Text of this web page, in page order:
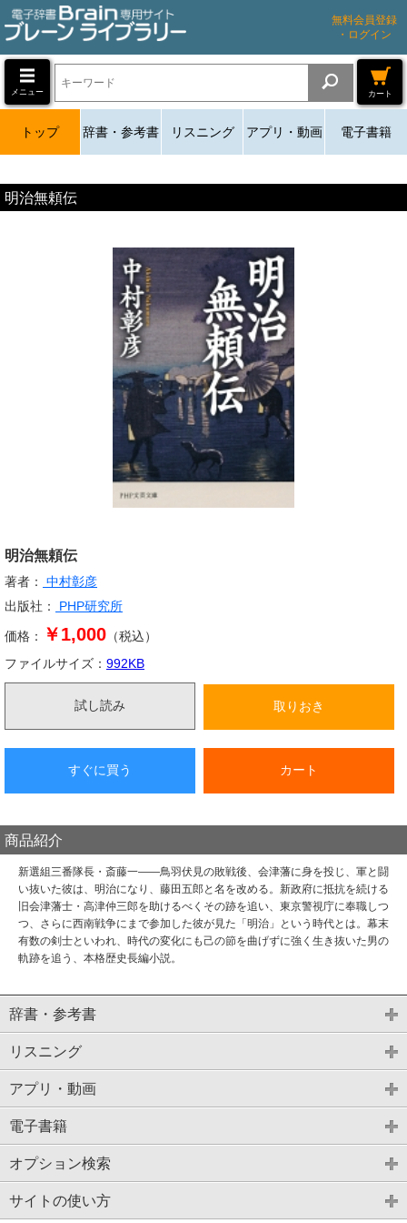
無料会員登録
・ログイン
メニュー カート
トップ 辞書・参考書 リスニング アプリ・動画 電子書籍
明治無頼伝
明治無頼伝
著者：
中村彰彦
出版社：
PHP研究所
価格： ￥1,000 （税込）
ファイルサイズ： 992KB
試し読み 取りおき
すぐに買う カート
商品紹介
新選組三番隊長・斎藤一――鳥羽伏見の敗戦後、会津藩に身を投じ、軍と闘
い抜いた彼は、明治になり、藤田五郎と名を改める。新政府に抵抗を続ける
旧会津藩士・高津仲三郎を助けるべくその跡を追い、東京警視庁に奉職しつ
つ、さらに西南戦争にまで参加した彼が見た「明治」という時代とは。幕末
有数の剣士といわれ、時代の変化にも己の節を曲げずに強く生き抜いた男の
軌跡を追う、本格歴史長編小説。
辞書・参考書
リスニング
アプリ・動画
電子書籍
オプション検索
サイトの使い方